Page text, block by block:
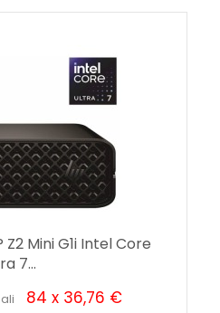
Mini G1i Intel Core
7...
ali 84 x 36,76 €